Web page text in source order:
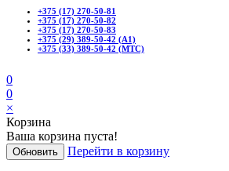
+375 (17) 270-50-81
+375 (17) 270-50-82
+375 (17) 270-50-83
+375 (29) 389-50-42 (А1)
+375 (33) 389-50-42 (МТС)
0
0
×
Корзина
Ваша корзина пуста!
Обновить Перейти в корзину